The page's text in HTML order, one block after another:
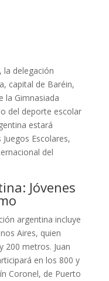
la delegación
capital de Baréin,
la Gimnasiada
del deporte escolar
estará
Escolares,
del
Jóvenes
argentina incluye
Aires, quien
200 metros. Juan
en los 800 y
Coronel, de Puerto